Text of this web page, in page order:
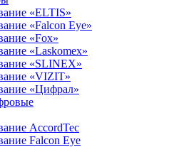
«ELTIS»
«Falcon Eye»
«Fox»
«Laskomex»
«SLINEX»
«VIZIT»
«Цифрал»
AccordTec
Falcon Eye